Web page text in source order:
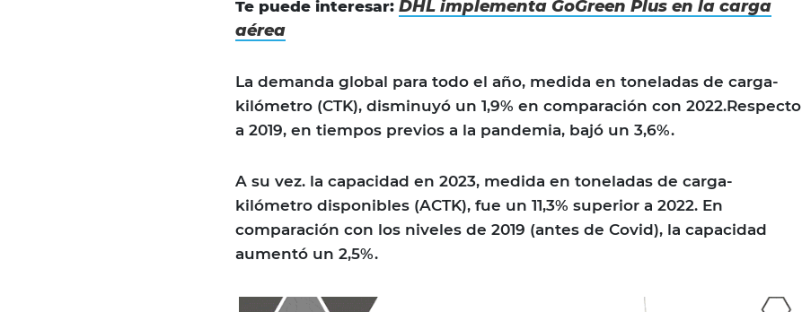
Te puede interesar: DHL implementa GoGreen Plus en la carga
aérea
La demanda global para todo el año, medida en toneladas de carga-
kilómetro (CTK), disminuyó un 1,9% en comparación con 2022.Respecto
a 2019, en tiempos previos a la pandemia, bajó un 3,6%.
A su vez. la capacidad en 2023, medida en toneladas de carga-
kilómetro disponibles (ACTK), fue un 11,3% superior a 2022. En
comparación con los niveles de 2019 (antes de Covid), la capacidad
aumentó un 2,5%.